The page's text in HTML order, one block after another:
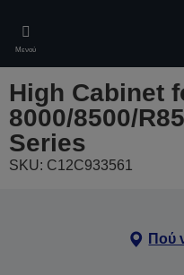
main
content
Μενού
High Cabinet
8000/8500/
Series
SKU: C12C933561
Πού